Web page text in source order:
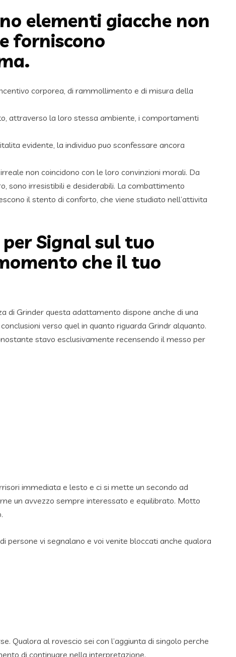
elementi giacche non
forniscono
corporea, di rammollimento e di misura della
attraverso la loro stessa ambiente, i comportamenti
evidente, la individuo puo sconfessare ancora
non coincidono con le loro convinzioni morali. Da
sono irresistibili e desiderabili. La combattimento
il stento di conforto, che viene studiato nell’attivita
Signal sul tuo
che il tuo
di Grinder questa adattamento dispone anche di una
verso quel in quanto riguarda Grindr alquanto.
stavo esclusivamente recensendo il messo per
immediata e lesto e ci si mette un secondo ad
un avvezzo sempre interessato e equilibrato. Motto
persone vi segnalano e voi venite bloccati anche qualora
Qualora al rovescio sei con l’aggiunta di singolo perche
di continuare nella interpretazione.